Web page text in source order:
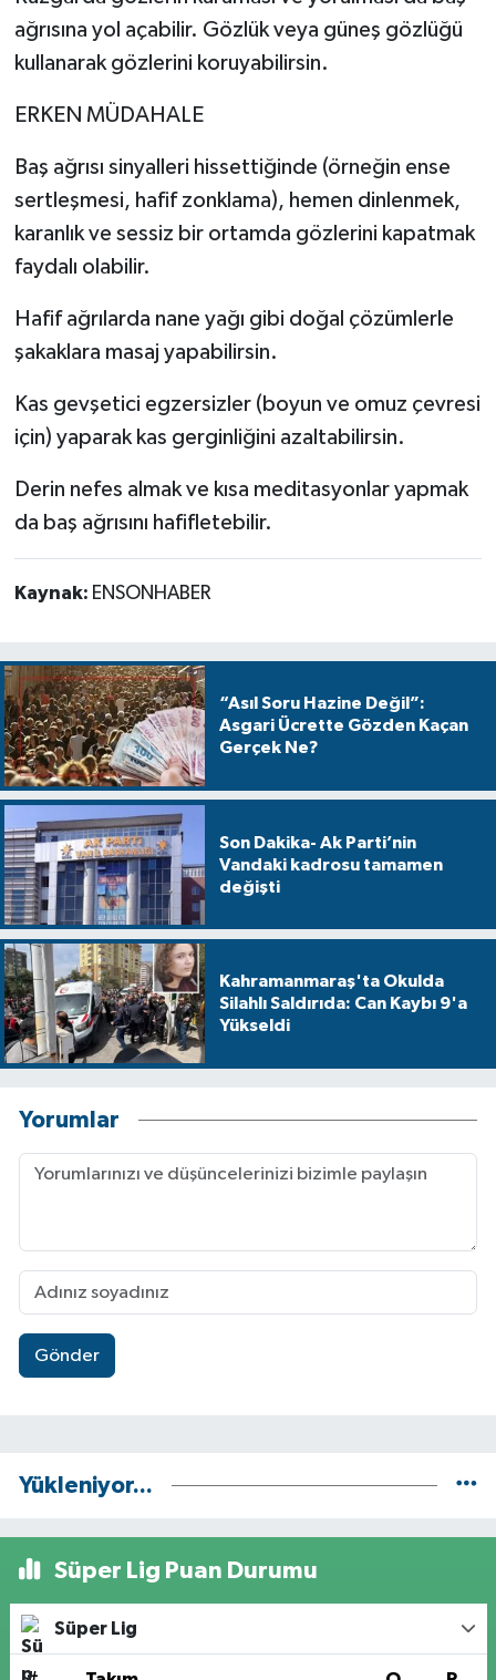
ağrısına yol açabilir. Gözlük veya güneş gözlüğü
kullanarak gözlerini koruyabilirsin.
ERKEN MÜDAHALE
Baş ağrısı sinyalleri hissettiğinde (örneğin ense
sertleşmesi, hafif zonklama), hemen dinlenmek,
karanlık ve sessiz bir ortamda gözlerini kapatmak
faydalı olabilir.
Hafif ağrılarda nane yağı gibi doğal çözümlerle
şakaklara masaj yapabilirsin.
Kas gevşetici egzersizler (boyun ve omuz çevresi
için) yaparak kas gerginliğini azaltabilirsin.
Derin nefes almak ve kısa meditasyonlar yapmak
da baş ağrısını hafifletebilir.
Kaynak: ENSONHABER
“Asıl Soru Hazine Değil”:
Asgari Ücrette Gözden Kaçan
Gerçek Ne?
Son Dakika- Ak Parti’nin
Vandaki kadrosu tamamen
değişti
Kahramanmaraş'ta Okulda
Silahlı Saldırıda: Can Kaybı 9'a
Yükseldi
Yorumlar
Gönder
Yükleniyor...
Süper Lig Puan Durumu
Süper Lig